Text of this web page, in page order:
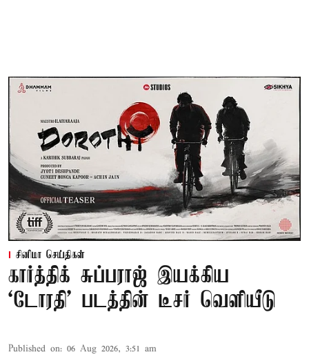
சினிமா செய்திகள்
கார்த்திக் சுப்பராஜ் இயக்கிய
`டோரதி' படத்தின் டீசர் வெளியீடு
Published on: 06 Aug 2026, 3:51 am